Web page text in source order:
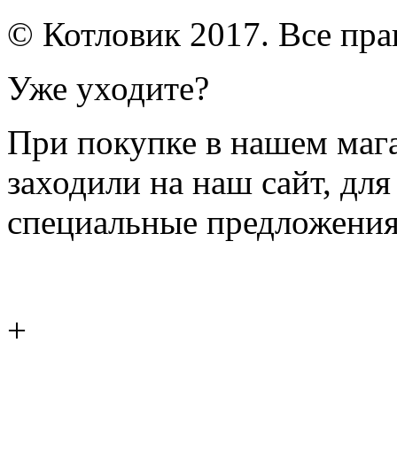
© Котловик 2017. Все
Уже уходите?
При покупке в нашем
заходили на наш сайт,
специальные
+